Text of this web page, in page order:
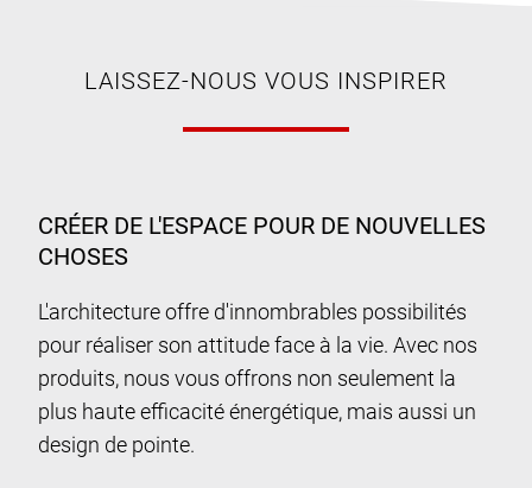
LAISSEZ-NOUS VOUS INSPIRER
CRÉER DE L'ESPACE POUR DE NOUVELLES
CHOSES
L'architecture offre d'innombrables possibilités
pour réaliser son attitude face à la vie. Avec nos
produits, nous vous offrons non seulement la
plus haute efficacité énergétique, mais aussi un
design de pointe.